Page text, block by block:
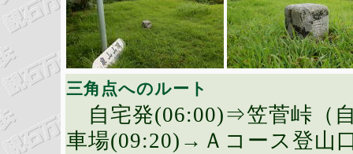
三角点へのルート
自宅発(06:00)⇒笠菅峠（
車場(09:20)→Ａコース登山